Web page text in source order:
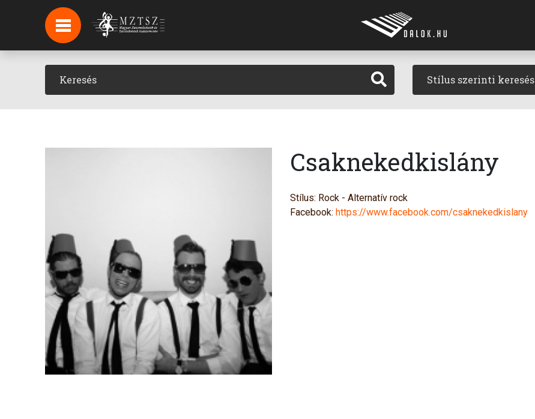
HÍREK
HÍRLEVÉL FELIRATKOZÁS
PODCAST Stílus szerinti keresés
Csaknekedkislány
Stílus: Rock - Alternatív rock
Facebook: https://www.facebook.com/csaknekedkislany